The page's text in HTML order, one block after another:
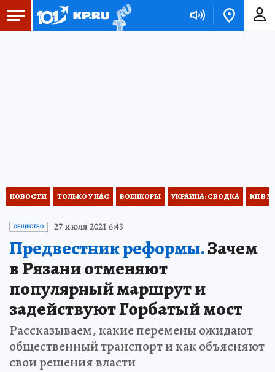
НОВОСТИ ТОЛЬКО У НАС ВОЕНКОРЫ УКРАИНА: СВОДКА КП В
ОБЩЕСТВО 27 июля 2021 6:43
Предвестник реформы.Зачем
в Рязани отменяют
популярный маршрут и
задействуют Горбатый мост
Рассказываем, какие перемены ожидают
общественный транспорт и как объясняют
свои решения власти